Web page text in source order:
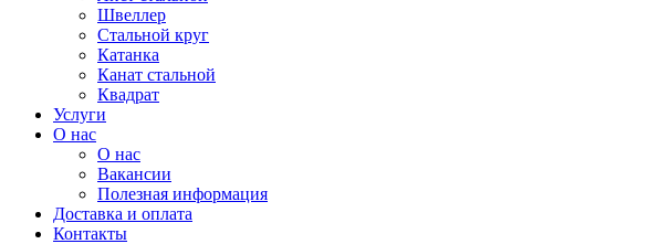
Швеллер
Стальной круг
Катанка
Канат стальной
Квадрат
Услуги
О нас
О нас
Вакансии
Полезная информация
Доставка и оплата
Контакты